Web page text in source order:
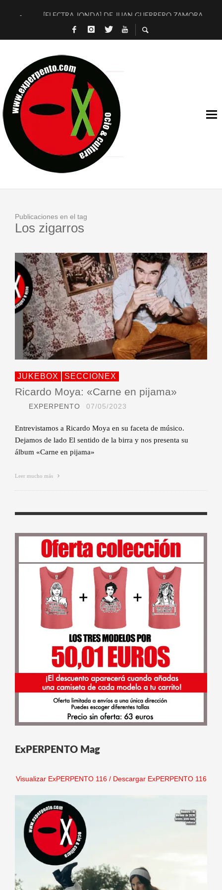
[ELECTRA JONDA] DE JUAN GUERRERO ZAMORA
TIMBRE 4, LA ESCUELA DEL DIRECTOR TEATRAL CLAUDIO
MILITARES JUDÍAS EN #EXVITA
D’BALDOMEROS REINVENTAN [BITÁCORA 3.0] EN EXVITA
MARSHALL FLASH PRESENTA EN EXVITA [RELATIVA
JOFRE BARDAGÍ EN EXVITA INTERPRETANDO A SERRAT
YORCH PRESENTA [CURSO DE ARMONÍA PERSECUTORIA]
MAGALÍ SARE NOS EXPLICA [DESCASADA]
Publicaciones en el tag
Los zigarros
JUKEBOX SECCIONEX
Ricardo Moya: «Carne en pijama»
EXPERPENTO 07/05/2023
Entrevistamos a Ricardo Moya en su faceta de músico.
Dejamos de lado El sentido de la birra y nos presenta su
álbum «Carne en pijama»
Leer mucho más
ExPERPENTO Mag
Visualizar ExPERPENTO 116/ Descargar ExPERPENTO 116